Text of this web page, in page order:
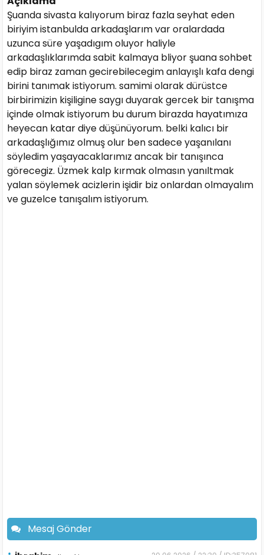
Şuanda sivasta kalıyorum biraz fazla seyhat eden
biriyim istanbulda arkadaşlarım var oralardada
uzunca süre yaşadıgım oluyor haliyle
arkadaşlıklarımda sabit kalmaya bliyor şuana sohbet
edip biraz zaman gecirebilecegim anlayışlı kafa dengi
birini tanımak istiyorum. samimi olarak dürüstce
birbirimizin kişiligine saygı duyarak gercek bir tanışma
içinde olmak istiyorum bu durum birazda hayatımıza
heyecan katar diye düşünüyorum. belki kalıcı bir
arkadaşlığımız olmuş olur ben sadece yaşanılanı
söyledim yaşayacaklarımız ancak bir tanışınca
görecegiz. Üzmek kalp kırmak olmasın yanıltmak
yalan söylemek acizlerin işidir biz onlardan olmayalım
ve guzelce tanışalım istiyorum.
Mesaj Gönder